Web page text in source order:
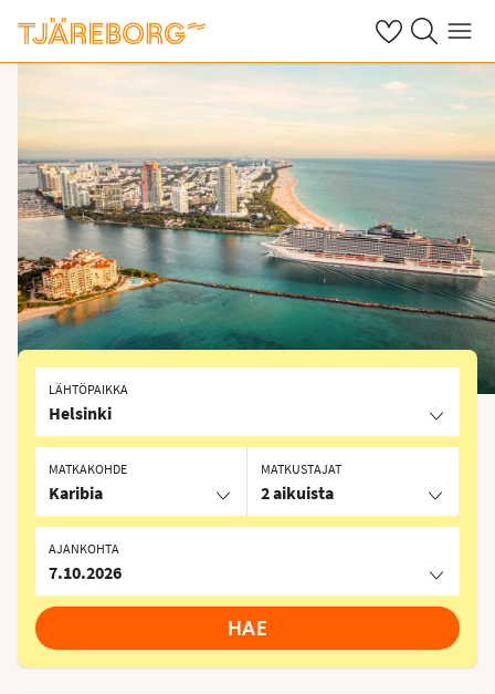
OmatHaku Valikko
LÄHTÖPAIKKA
Helsinki
MATKAKOHDE
Karibia
AJANKOHTA
7.10.2026
MATKUSTAJAT
2 aikuista
HAE